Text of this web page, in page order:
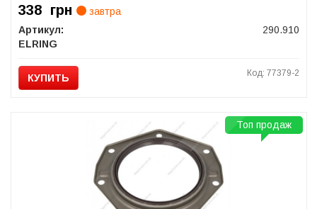
338 грн
завтра
Артикул:
290.910
ELRING
КУПИТЬ Код: 77379-2
Топ продаж